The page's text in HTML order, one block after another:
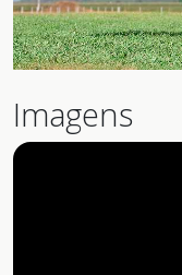
Imagens